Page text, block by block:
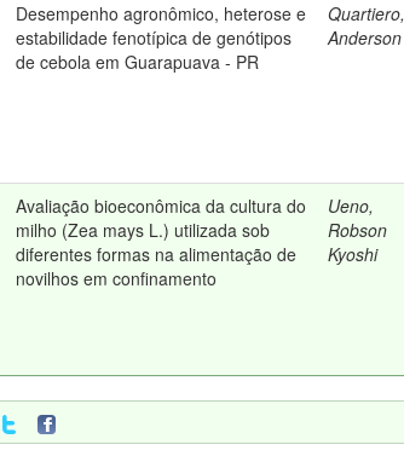
Desempenho agronômico, heterose e
estabilidade fenotípica de genótipos
de cebola em Guarapuava - PR
Quartiero,
Anderson
Avaliação bioeconômica da cultura do
milho (Zea mays L.) utilizada sob
diferentes formas na alimentação de
novilhos em confinamento
Ueno,
Robson
Kyoshi